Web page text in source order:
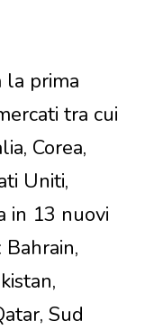
la prima
tra cui
Corea,
Uniti,
in 13 nuovi
Sud